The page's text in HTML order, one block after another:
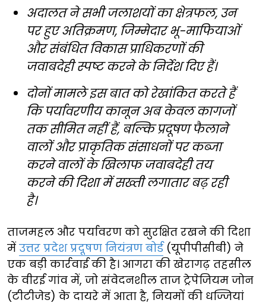
अदालत ने सभी जलाशयों का क्षेत्रफल, उन
पर हुए अतिक्रमण, जिम्मेदार भू-माफियाओं
और संबंधित विकास प्राधिकरणों की
जवाबदेही स्पष्ट करने के निर्देश दिए हैं।
दोनों मामले इस बात को रेखांकित करते हैं
कि पर्यावरणीय कानून अब केवल कागजों
तक सीमित नहीं हैं, बल्कि प्रदूषण फैलाने
वालों और प्राकृतिक संसाधनों पर कब्जा
करने वालों के खिलाफ जवाबदेही तय
करने की दिशा में सख्ती लगातार बढ़ रही
है।
ताजमहल और पर्यावरण को सुरक्षित रखने की दिशा
में उत्तर प्रदेश प्रदूषण नियंत्रण बोर्ड(यूपीपीसीबी) ने
एक बड़ी कार्रवाई की है। आगरा की खेरागढ़ तहसील
के वीरई गांव में, जो संवेदनशील ताज ट्रेपेजियम जोन
(टीटीजेड) के दायरे में आता है, नियमों की धज्जियां